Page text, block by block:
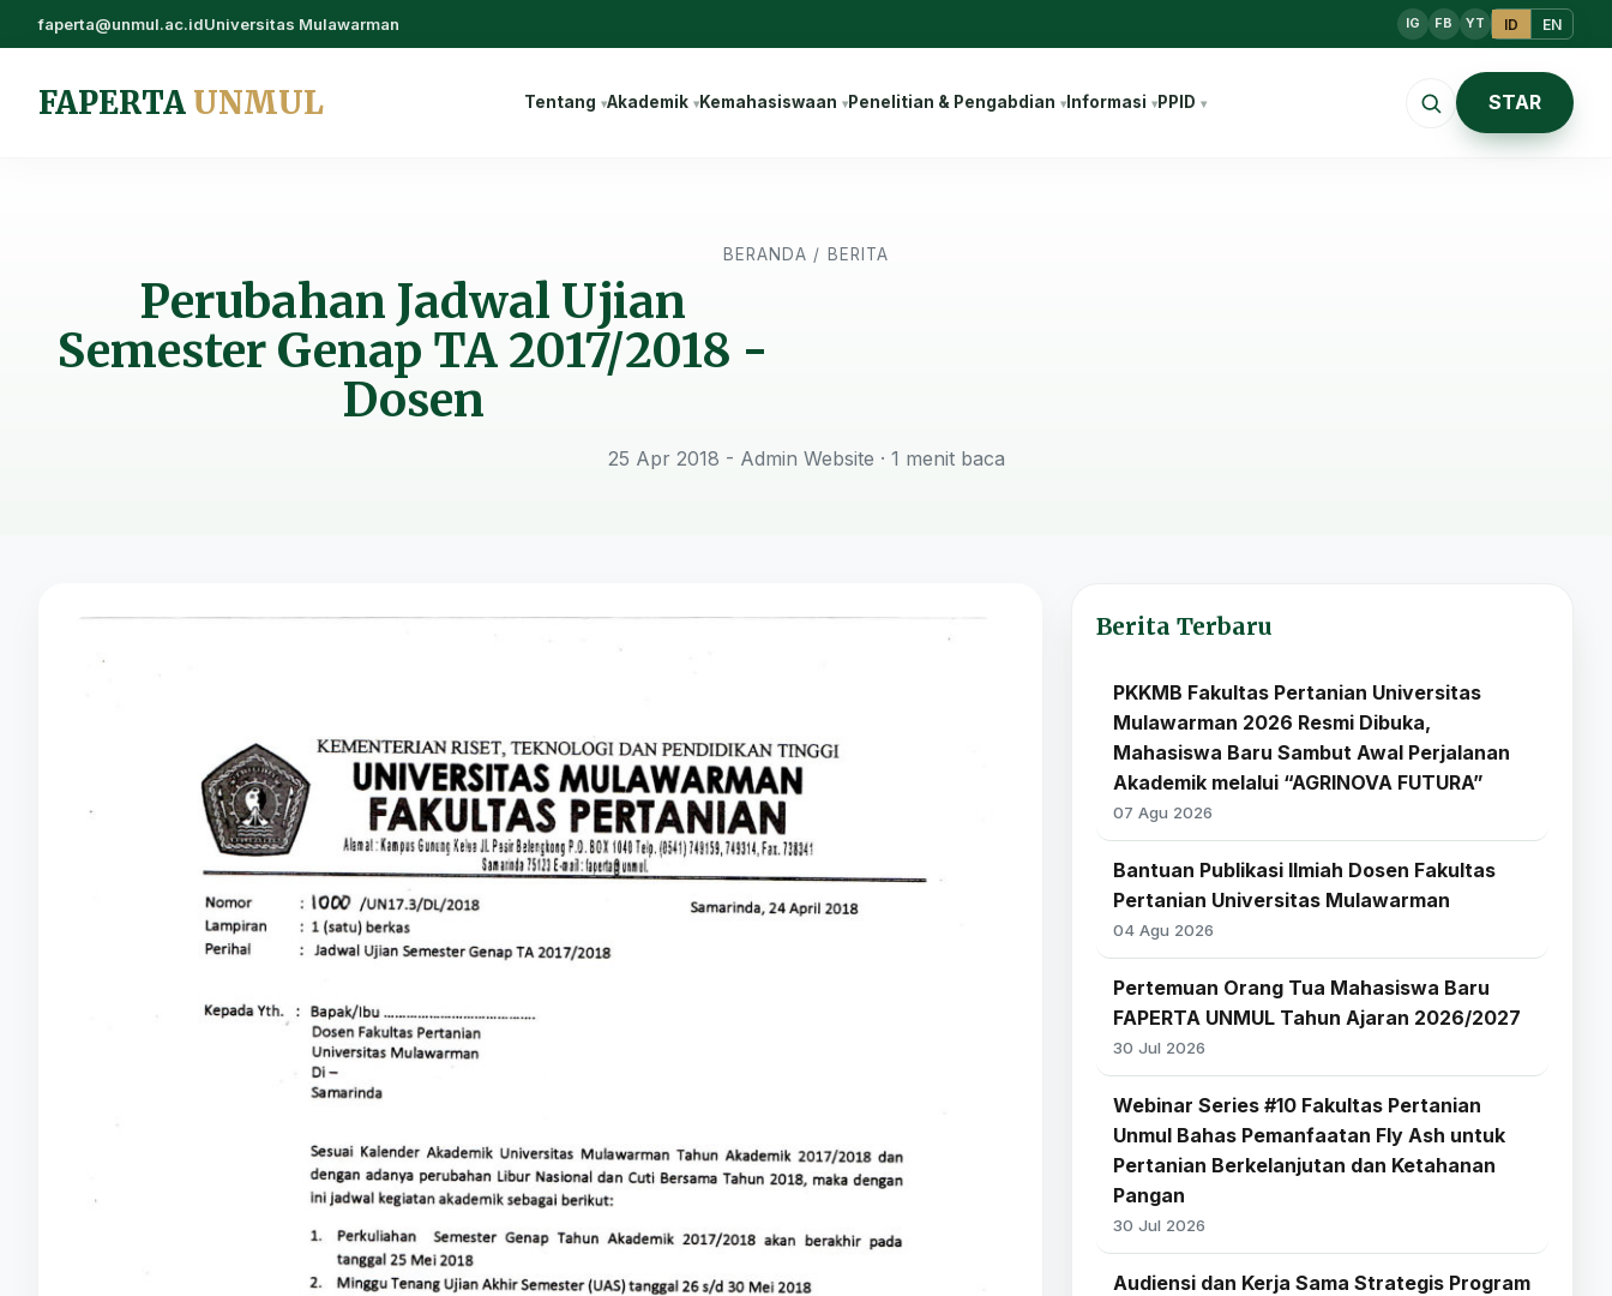
faperta@unmul.ac.idUniversitas Mulawarman IG FB YT ID EN
FAPERTA UNMUL Tentang Akademik Kemahasiswaan Penelitian & Pengabdian Informasi PPID STAR
BERANDA / BERITA
Perubahan Jadwal Ujian
Semester Genap TA 2017/2018 -
Dosen
25 Apr 2018 - Admin Website · 1 menit baca
Berita Terbaru
PKKMB Fakultas Pertanian Universitas
Mulawarman 2026 Resmi Dibuka,
Mahasiswa Baru Sambut Awal Perjalanan
Akademik melalui “AGRINOVA FUTURA”
07 Agu 2026
Bantuan Publikasi Ilmiah Dosen Fakultas
Pertanian Universitas Mulawarman
04 Agu 2026
Pertemuan Orang Tua Mahasiswa Baru
FAPERTA UNMUL Tahun Ajaran 2026/2027
30 Jul 2026
Webinar Series #10 Fakultas Pertanian
Unmul Bahas Pemanfaatan Fly Ash untuk
Pertanian Berkelanjutan dan Ketahanan
Pangan
30 Jul 2026
Audiensi dan Kerja Sama Strategis Program